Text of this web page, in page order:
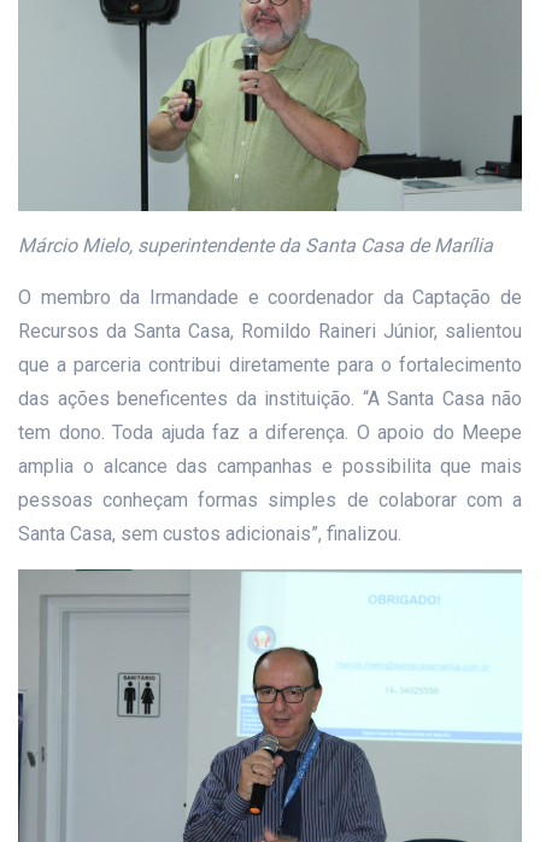
Márcio Mielo, superintendente da Santa Casa de Marília
O membro da Irmandade e coordenador da Captação de
Recursos da Santa Casa, Romildo Raineri Júnior, salientou
que a parceria contribui diretamente para o fortalecimento
das ações beneficentes da instituição. “A Santa Casa não
tem dono. Toda ajuda faz a diferença. O apoio do Meepe
amplia o alcance das campanhas e possibilita que mais
pessoas conheçam formas simples de colaborar com a
Santa Casa, sem custos adicionais”, finalizou.